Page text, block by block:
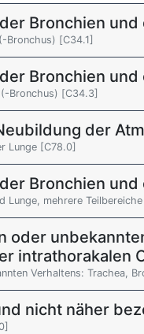
Bronchien und
Bronchus) [C34.1]
Bronchien und
Bronchus) [C34.3]
der
Lunge [C78.0]
Bronchien und
Lunge, mehrere
oder
intrathorakalen
Verhaltens: Trachea,
nicht näher